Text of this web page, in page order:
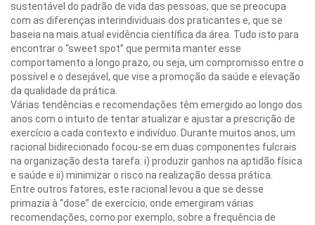
sustentável do padrão de vida das pessoas, que se preocupa
com as diferenças interindividuais dos praticantes e, que se
baseia na mais atual evidência científica da área. Tudo isto para
encontrar o “sweet spot” que permita manter esse
comportamento a longo prazo, ou seja, um compromisso entre o
possível e o desejável, que vise a promoção da saúde e elevação
da qualidade da prática.
Várias tendências e recomendações têm emergido ao longo dos
anos com o intuito de tentar atualizar e ajustar a prescrição de
exercício a cada contexto e indivíduo. Durante muitos anos, um
racional bidirecionado focou-se em duas componentes fulcrais
na organização desta tarefa: i) produzir ganhos na aptidão física
e saúde e ii) minimizar o risco na realização dessa prática.
Entre outros fatores, este racional levou a que se desse
primazia à “dose” de exercício, onde emergiram várias
recomendações, como por exemplo, sobre a frequência de